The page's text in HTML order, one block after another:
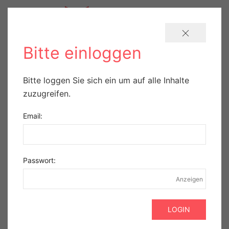
Therapieentscheidung
beim Makulaödem:
OCT-Biomarker geben
wichtige Hinweise
Je länger ein Makulaödem
persistiert, desto schlechter die
Bitte einloggen
Bitte loggen Sie sich ein um auf alle Inhalte
zuzugreifen.
Email:
Passwort:
Anzeigen